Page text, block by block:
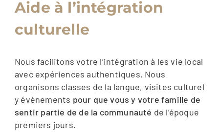
Aide à l’intégration
culturelle
Nous facilitonsvotre l’intégration à lesvie local
avec expériences authentiques. Nous
organisons classes de la langue, visites culturel
y événements pour quevousy votrefamille de
sentir partie de de la communauté de l’époque
premiers jours.